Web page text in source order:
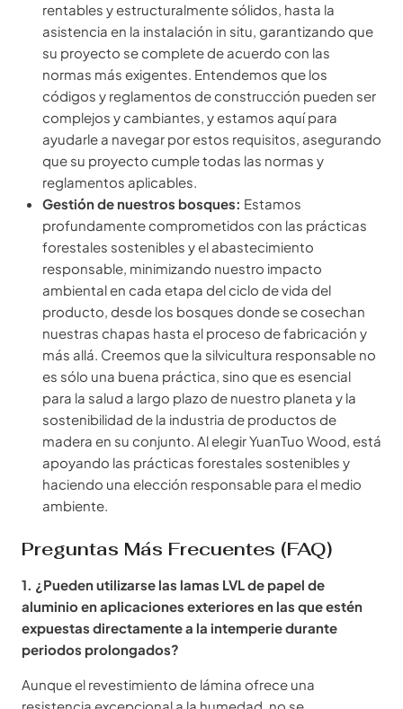
rentables y estructuralmente sólidos, hasta la
asistencia en la instalación in situ, garantizando que
su proyecto se complete de acuerdo con las
normas más exigentes. Entendemos que los
códigos y reglamentos de construcción pueden ser
complejos y cambiantes, y estamos aquí para
ayudarle a navegar por estos requisitos, asegurando
que su proyecto cumple todas las normas y
reglamentos aplicables.
Gestión de nuestros bosques: Estamos
profundamente comprometidos con las prácticas
forestales sostenibles y el abastecimiento
responsable, minimizando nuestro impacto
ambiental en cada etapa del ciclo de vida del
producto, desde los bosques donde se cosechan
nuestras chapas hasta el proceso de fabricación y
más allá. Creemos que la silvicultura responsable no
es sólo una buena práctica, sino que es esencial
para la salud a largo plazo de nuestro planeta y la
sostenibilidad de la industria de productos de
madera en su conjunto. Al elegir YuanTuo Wood, está
apoyando las prácticas forestales sostenibles y
haciendo una elección responsable para el medio
ambiente.
Preguntas Más Frecuentes (FAQ)
1. ¿Pueden utilizarse las lamas LVL de papel de
aluminio en aplicaciones exteriores en las que estén
expuestas directamente a la intemperie durante
periodos prolongados?
Aunque el revestimiento de lámina ofrece una